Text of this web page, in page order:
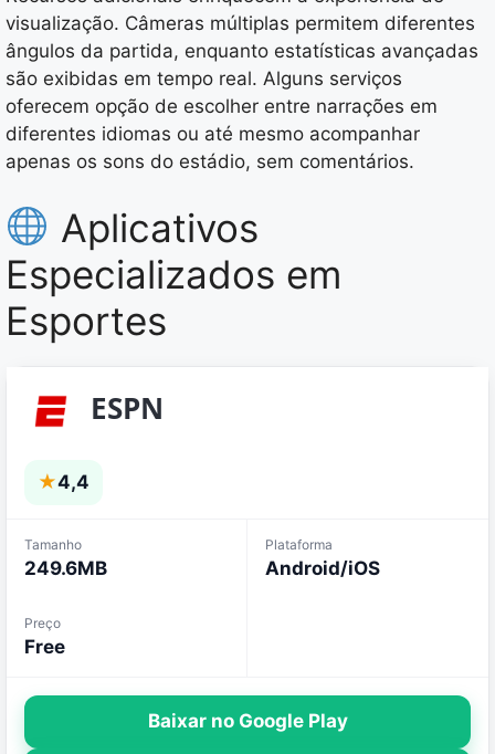
visualização. Câmeras múltiplas permitem diferentes
ângulos da partida, enquanto estatísticas avançadas
são exibidas em tempo real. Alguns serviços
oferecem opção de escolher entre narrações em
diferentes idiomas ou até mesmo acompanhar
apenas os sons do estádio, sem comentários.
Aplicativos
Especializados em
Esportes
ESPN
★4,4
Tamanho
249.6MB
Plataforma
Android/iOS
Preço
Free
Baixar no Google Play